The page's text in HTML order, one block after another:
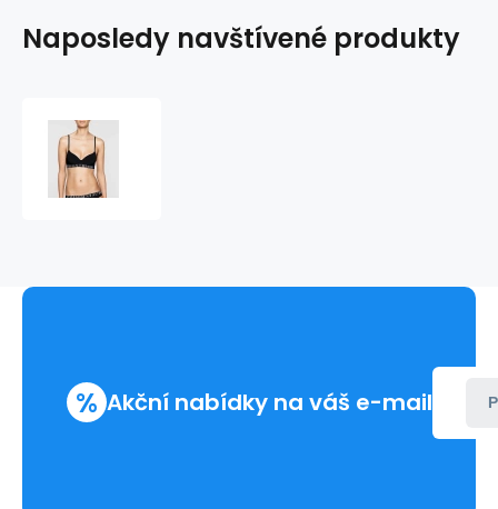
Naposledy navštívené produkty
Calvin
% Akční nabídky na váš e-mail